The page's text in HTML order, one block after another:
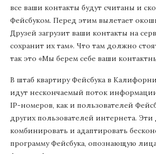
все ваши контакты будут считаны и
Фейсбуком. Перед этим вылетает
Друзей загрузит ваши контакты на
сохранит их там». Что там должно
так это «Мы берем себе ваши
В штаб квартиру Фейсбука в
идут нескончаемый поток
IP-номеров, как и пользователей
других пользователей интернета.
комбинировать и адаптировать
программу Фейсбука, опознающую